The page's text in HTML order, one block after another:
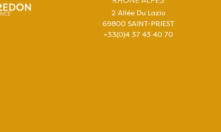
2 Allée Du Lazio
69800 SAINT-PRIEST
+33(0)4 37 43 40 70